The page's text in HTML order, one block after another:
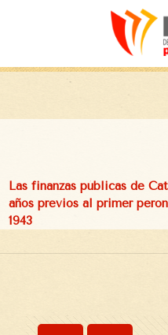
Las finanzas públicas de
años previos al primer
1943